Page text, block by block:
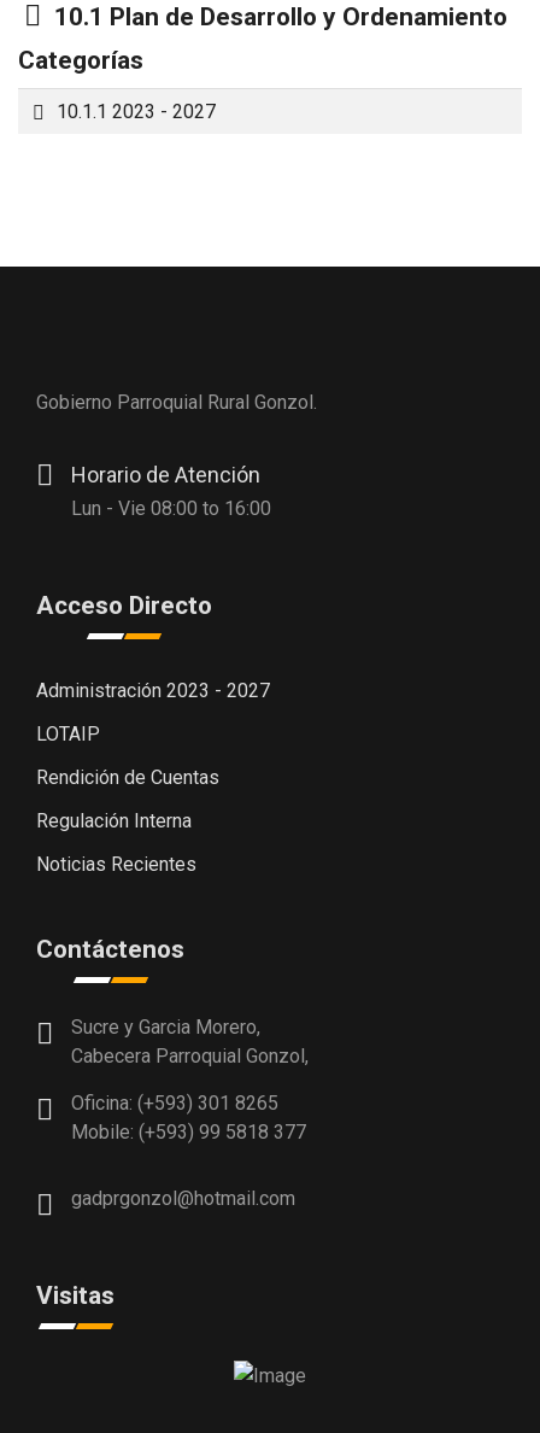
Carpeta
10.1 Plan de Desarrollo y Ordenamiento
Categorías
Carpeta
10.1.1 2023 - 2027
Gobierno Parroquial Rural Gonzol.
Horario de Atención
Lun - Vie 08:00 to 16:00
Acceso Directo
Administración 2023 - 2027
LOTAIP
Rendición de Cuentas
Regulación Interna
Noticias Recientes
Contáctenos
Sucre y Garcia Morero,
Cabecera Parroquial Gonzol,
Oficina: (+593) 301 8265
Mobile: (+593) 99 5818 377
gadprgonzol@hotmail.com
Visitas